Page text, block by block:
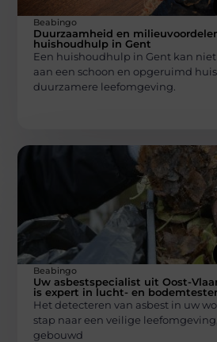
Beabingo
Duurzaamheid en
huishoudhulp in Gent
Een huishoudhulp in Gent kan
aan een schoon en opgeruimd
duurzamere leefomgeving.
Beabingo
Uw asbestspecialist uit Oost-
is expert in lucht- en
Het detecteren van asbest in uw
stap naar een veilige
gebouwd